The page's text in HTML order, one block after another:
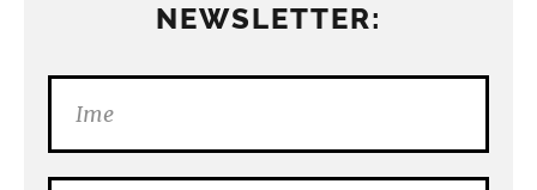
NEWSLETTER: